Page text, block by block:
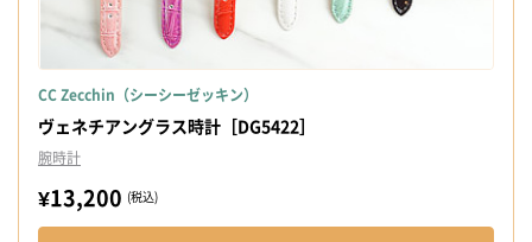
CC Zecchin（シーシーゼッキン）
ヴェネチアングラス時計［DG5422］
腕時計
¥13,200 (税込)